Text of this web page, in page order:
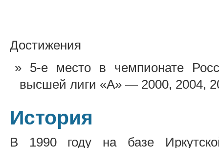
Достижения
5-е место в чемпионате
высшей лиги «А» — 2000, 2004,
История
В 1990 году на базе